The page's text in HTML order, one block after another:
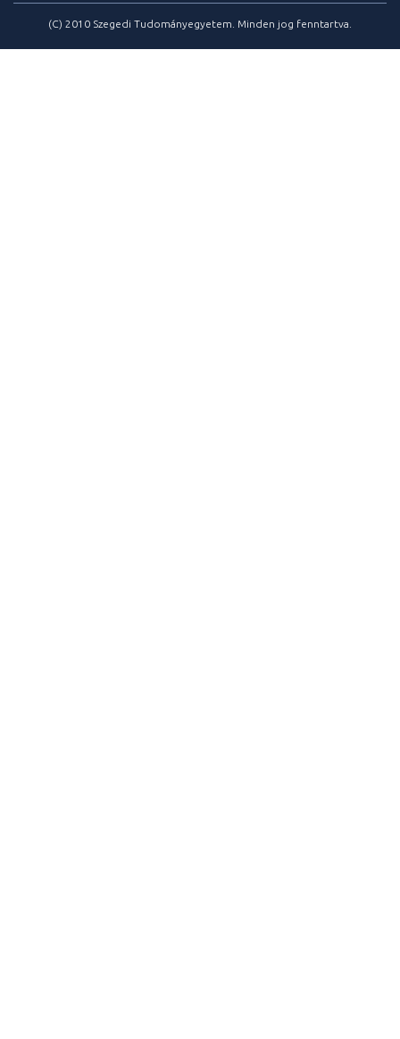
(C) 2010 Szegedi Tudományegyetem. Minden jog fenntartva.